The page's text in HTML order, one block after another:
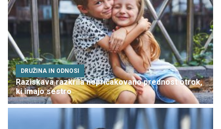
DRUŽINA IN ODNOSI
Raziskava razkrila nepričakovano prednost otrok,
ki imajo sestro